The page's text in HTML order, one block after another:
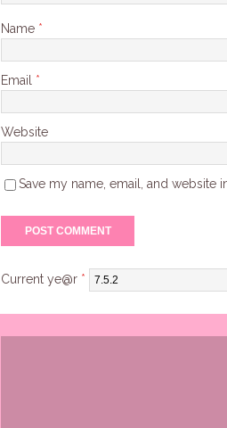
Name *
Email *
Website
Save my name, email, and website
Current ye@r *